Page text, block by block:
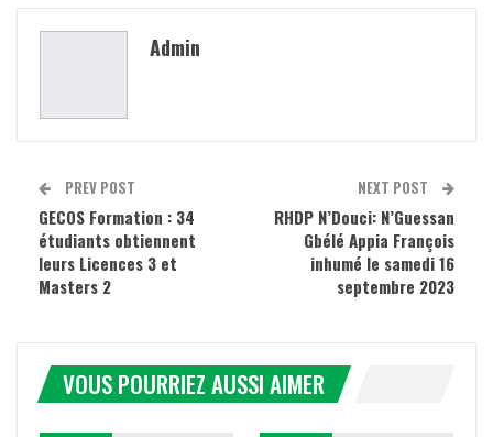
Admin
PREV POST
GECOS Formation : 34
étudiants obtiennent
leurs Licences 3 et
Masters 2
NEXT POST
RHDP N’Douci: N’Guessan
Gbélé Appia François
inhumé le samedi 16
septembre 2023
VOUS POURRIEZ AUSSI AIMER